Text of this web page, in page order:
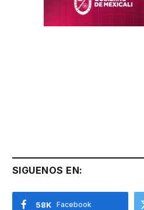
SIGUENOS EN:
Facebook
58K